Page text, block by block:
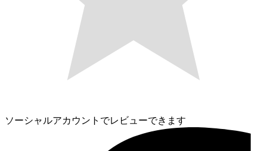
ソーシャルアカウントでレビューできます